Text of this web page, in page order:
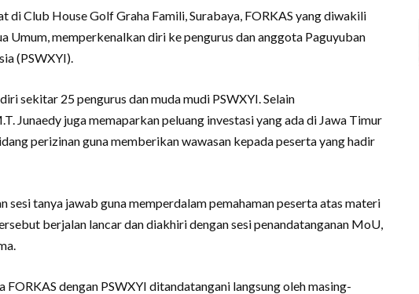
di Club House Golf Graha Famili, Surabaya, FORKAS yang diwakili
Umum, memperkenalkan diri ke pengurus dan anggota Paguyuban
(PSWXYI).
sekitar 25 pengurus dan muda mudi PSWXYI. Selain
Junaedy juga memaparkan peluang investasi yang ada di Jawa Timur
perizinan guna memberikan wawasan kepada peserta yang hadir
sesi tanya jawab guna memperdalam pemahaman peserta atas materi
berjalan lancar dan diakhiri dengan sesi penandatanganan MoU,
FORKAS dengan PSWXYI ditandatangani langsung oleh masing-